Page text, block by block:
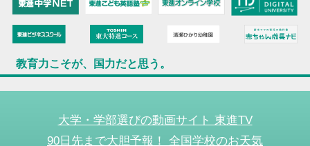
教育力こそが、国力だと思う。
大学・学部選びの動画サイト 東進TV
90日先まで大胆予報！ 全国学校のお天気